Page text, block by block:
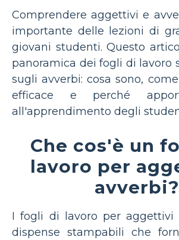
Comprendere aggettivi e
importante delle lezioni di
giovani studenti. Questo
panoramica dei fogli di lavoro
sugli avverbi: cosa sono,
efficace e perché
all'apprendimento degli
Che cos'è un
lavoro per
avverbi?
I fogli di lavoro per aggettivi
dispense stampabili che